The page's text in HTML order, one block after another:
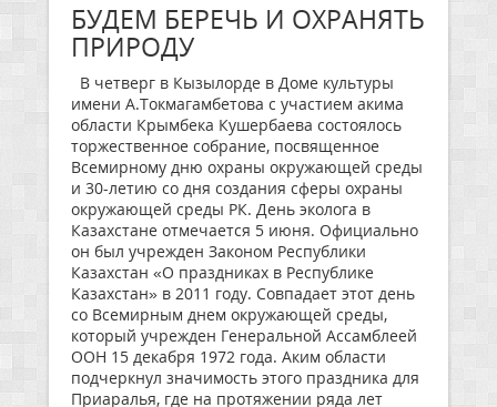
БУДЕМ БЕРЕЧЬ И ОХРАНЯТЬ
ПРИРОДУ
В четверг в Кызылорде в Доме культуры
имени А.Токмагамбетова с участием акима
области Крымбека Кушербаева состоялось
торжественное собрание, посвященное
Всемирному дню охраны окружающей среды
и 30-летию со дня создания сферы охраны
окружающей среды РК. День эколога в
Казахстане отмечается 5 июня. Официально
он был учрежден Законом Республики
Казахстан «О праздниках в Республике
Казахстан» в 2011 году. Совпадает этот день
со Всемирным днем окружающей среды,
который учрежден Генеральной Ассамблеей
ООН 15 декабря 1972 года. Аким области
подчеркнул значимость этого праздника для
Приаралья, где на протяжении ряда лет